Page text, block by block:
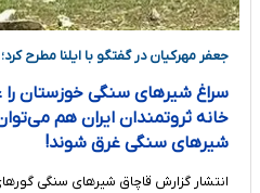
جعفر مهرکیان در گفتگو با ایلنا مطرح کرد؛
سراغ شیرهای سنگی خوزستان را
خانه ثروتمندان ایران هم
شیرهای سنگی غرق شوند!
انتشار گزارش قاچاق شیرهای سنگی